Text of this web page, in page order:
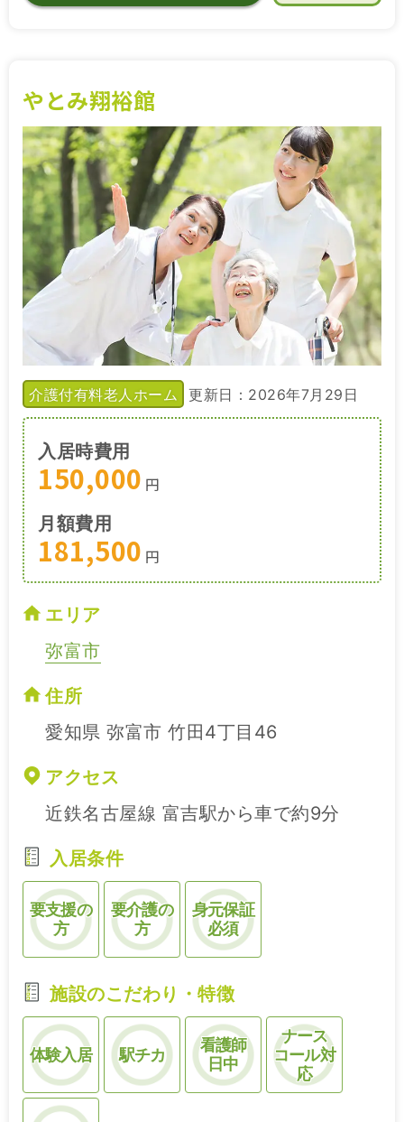
やとみ翔裕館
介護付有料老人ホーム 更新日：2026年7月29日
入居時費用
150,000 円
月額費用
181,500 円
エリア
弥富市
住所
愛知県 弥富市 竹田4丁目46
アクセス
近鉄名古屋線 富吉駅から車で約9分
入居条件
要支援の
方
要介護の
方
身元保証
必須
施設のこだわり・特徴
体験入居 駅チカ
看護師
日中
ナース
コール対
応